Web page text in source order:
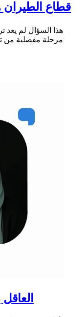
قطاع
هذا السؤال لم يعد
مرحلة مفصلية من